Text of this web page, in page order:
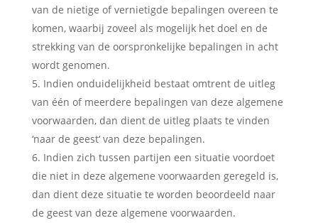
van de nietige of vernietigde bepalingen overeen te
komen, waarbij zoveel als mogelijk het doel en de
strekking van de oorspronkelijke bepalingen in acht
wordt genomen.
Indien onduidelijkheid bestaat omtrent de uitleg
van één of meerdere bepalingen van deze algemene
voorwaarden, dan dient de uitleg plaats te vinden
‘naar de geest‘ van deze bepalingen.
Indien zich tussen partijen een situatie voordoet
die niet in deze algemene voorwaarden geregeld is,
dan dient deze situatie te worden beoordeeld naar
de geest van deze algemene voorwaarden.